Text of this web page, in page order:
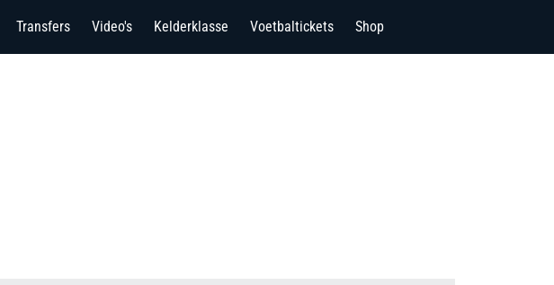
Transfers Video's Kelderklasse Voetbaltickets Shop